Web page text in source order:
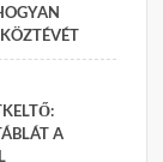
A